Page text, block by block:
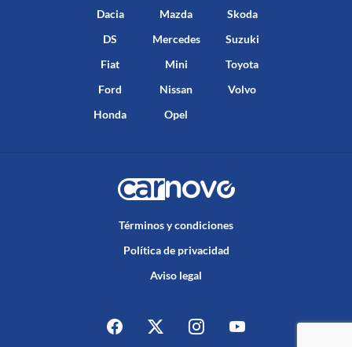
Dacia
DS
Fiat
Ford
Honda
Mazda
Mercedes
Mini
Nissan
Opel
Skoda
Suzuki
Toyota
Volvo
Términos y condiciones
Política de privacidad
Aviso legal